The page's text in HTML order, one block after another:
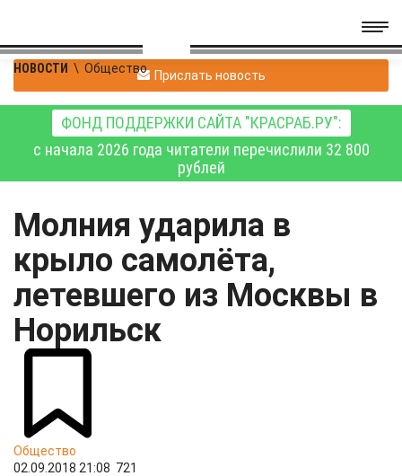
НОВОСТИ \ Общество Прислать новость
ФОНД ПОДДЕРЖКИ САЙТА "КРАСРАБ.РУ":
с начала 2026 года читатели перечислили 32 800
рублей
Молния ударила в
крыло самолёта,
летевшего из Москвы в
Норильск
Общество
02.09.2018 21:08 721